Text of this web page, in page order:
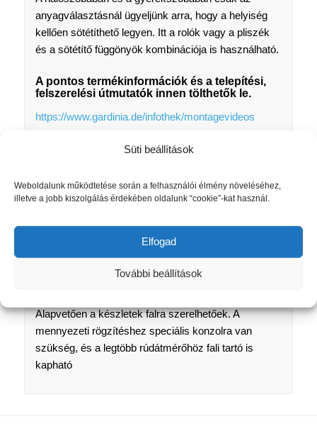
Süti beállítások
Weboldalunk működtetése során a felhasználói élmény növeléséhez,
illetve a jobb kiszolgálás érdekében oldalunk “cookie”-kat használ.
Elfogad
További beállítások
anyagválasztásnál ügyeljünk arra, hogy a helyiség
kellően sötétíthető legyen. Itt a rolók vagy a pliszék
és a sötétítő függönyök kombinációja is használható.
A pontos termékinformációk és a telepítési,
felszerelési útmutatók innen tölthetők le.
https://www.gardinia.de/infothek/montagevideos
MILYEN RÚD HOSSZÚSÁG ESETÉN VAN
darab tartókonzol szükséges!
SZETT RENDELÉSEKOR?
Alapvetően a készletek falra szerelhetőek. A
mennyezeti rögzítéshez speciális konzolra van
szükség, és a legtöbb rúdátmérőhöz fali tartó is
kapható